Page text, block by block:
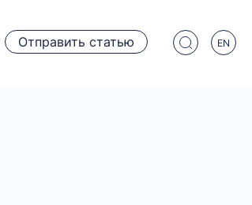
Отправить статью EN